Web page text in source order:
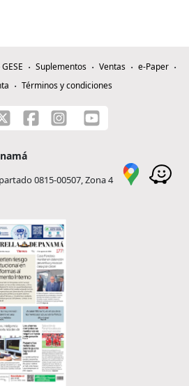
Suplementos Ventas
e-Paper
Términos y condiciones
0815-00507, Zona 4